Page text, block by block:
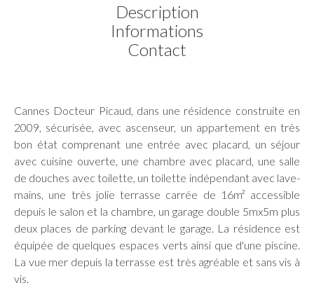
Description
Informations
Contact
Cannes Docteur Picaud, dans une résidence construite en
2009, sécurisée, avec ascenseur, un appartement en très
bon état comprenant une entrée avec placard, un séjour
avec cuisine ouverte, une chambre avec placard, une salle
de douches avec toilette, un toilette indépendant avec lave-
mains, une très jolie terrasse carrée de 16m² accessible
depuis le salon et la chambre, un garage double 5mx5m plus
deux places de parking devant le garage. La résidence est
équipée de quelques espaces verts ainsi que d'une piscine.
La vue mer depuis la terrasse est très agréable et sans vis à
vis.